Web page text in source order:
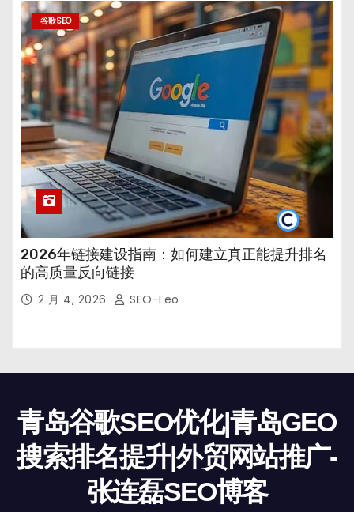
谷歌SEO
2026年链接建设指南：如何建立真正能提升排名
的高质量反向链接
2 月 4, 2026 SEO-Leo
青岛谷歌SEO优化|青岛GEO
搜索排名提升|外贸网站推广-
张连磊SEO博客